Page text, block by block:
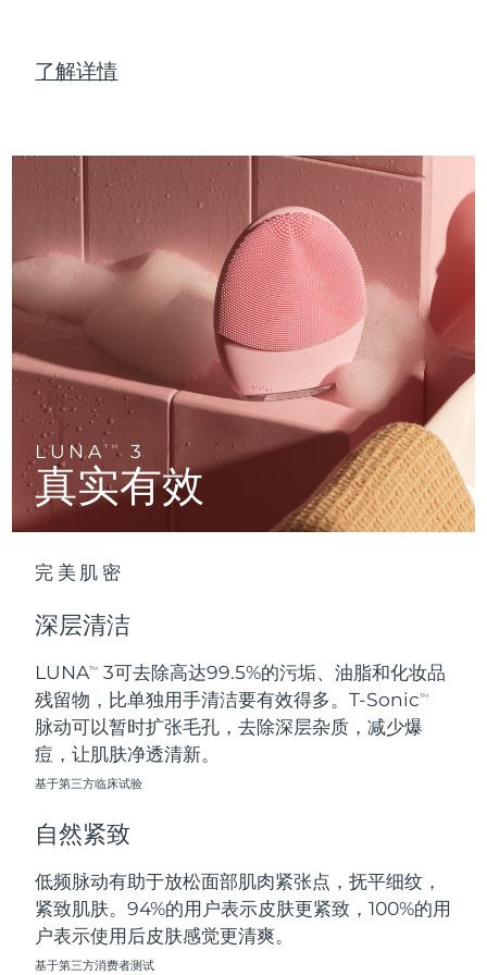
了解详情
LUNATM 3
真实有效
完美肌密
深层清洁
LUNATM
3可去除高达99.5%的污垢、油脂和化妆品
残留物，比单独用手清洁要有效得多。T-SonicTM
脉动可以暂时扩张毛孔，去除深层杂质，减少爆
痘，让肌肤净透清新。
基于第三方临床试验
自然紧致
低频脉动有助于放松面部肌肉紧张点，抚平细纹，
紧致肌肤。94%的用户表示皮肤更紧致，100%的用
户表示使用后皮肤感觉更清爽。
基于第三方消费者测试
PEACH™ Cooling Prep Gel
Cooling IPL hair removal gel
ESPADA™ Blemish Solution
Concentrated acne gel
ESPADA™ 设备
All acne treatment devices
眼部护肤
Advanced eye care treatment
眼部护理设备
All revitalizing eye massagers
KIWI™
Blackhead remover
KIWI™ 皮肤护理
Advanced pore care essentials
FLIP™ play advanced
LED light hairbrush
LUNA™ Dual-Peptide Scalp
For healthy hair
牙齿美白
issa™ Teeth Whitening Set
Dual LED + sonic device & 18% PAP gel
issa™ Teeth Whitening Gel
更多的
护肤品 男士
全部购买
关于我们
匈牙利
印度尼西亚 预计送达日期 8/6/26
爱尔兰 预计送达日期 8/8/26
马恩岛 预计送达日期 8/10/26
预计送达日期
意大利 预计送达日期 8/8/26
日本 预计送达日期8/11/26
泽西岛 预计送达日期8/13/26
黎巴嫩 预计送达日期8/9/26
立陶宛
中国澳门特别行政区
马来西亚 预计送达日期8/11/26
马耳他